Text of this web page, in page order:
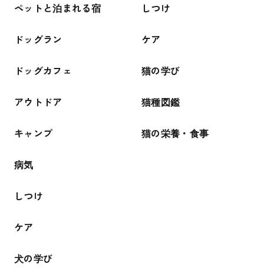
ペットと泊まれる宿
ドッグラン
ドッグカフェ
アウトドア
キャンプ
病気
しつけ
ケア
犬の学び
しつけ
ケア
猫の学び
猫種図鑑
猫の栄養・食事